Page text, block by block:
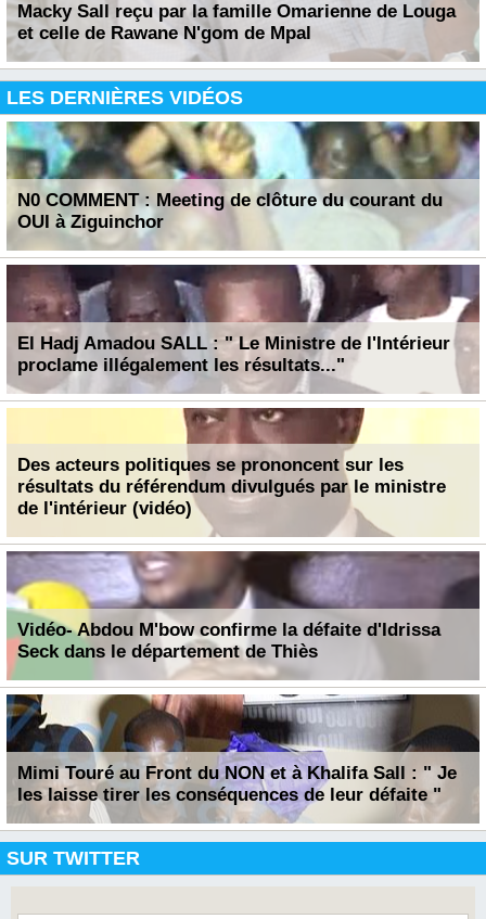
Macky Sall reçu par la famille Omarienne de Louga
et celle de Rawane N'gom de Mpal
LES DERNIÈRES VIDÉOS
N0 COMMENT : Meeting de clôture du courant du
OUI à Ziguinchor
El Hadj Amadou SALL : " Le Ministre de l'Intérieur
proclame illégalement les résultats..."
Des acteurs politiques se prononcent sur les
résultats du référendum divulgués par le ministre
de l'intérieur (vidéo)
Vidéo- Abdou M'bow confirme la défaite d'Idrissa
Seck dans le département de Thiès
Mimi Touré au Front du NON et à Khalifa Sall : " Je
les laisse tirer les conséquences de leur défaite "
SUR TWITTER